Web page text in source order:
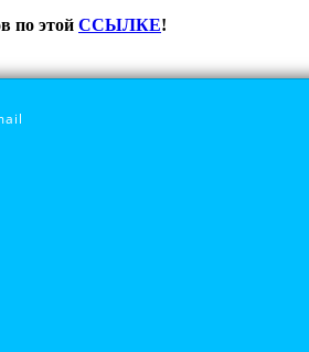
по этой ССЫЛКЕ!